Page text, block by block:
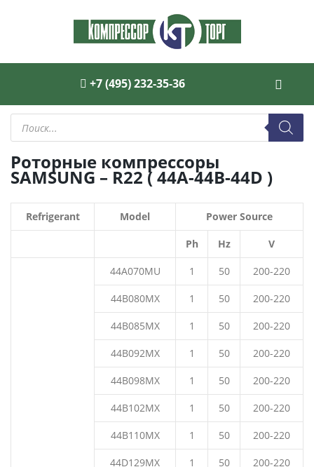
+7 (495) 232-35-36
Поиск
товаров
Роторные компрессоры
SAMSUNG – R22 ( 44A-44B-44D )
Refrigerant Model Power Source
Ph Hz V
44A070MU 1 50 200-220
44B080MX 1 50 200-220
44B085MX 1 50 200-220
44B092MX 1 50 200-220
44B098MX 1 50 200-220
44B102MX 1 50 200-220
44B110MX 1 50 200-220
44D129MX 1 50 200-220